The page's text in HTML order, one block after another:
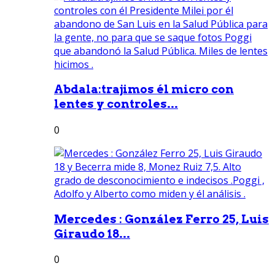
Abdala:trajimos él micro con
lentes y controles...
0
Mercedes : González Ferro 25, Luis
Giraudo 18...
0